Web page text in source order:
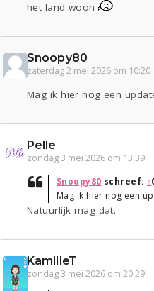
het land woon
Snoopy80
zaterdag 2 mei 2026 om 10:20
Mag ik hier nog een
Pelle
zondag 3 mei 2026 om 13:39
Snoopy80 schreef: ↑
Mag ik hier nog een
Natuurlijk mag dat.
KamilleT
zondag 3 mei 2026 om 20:29